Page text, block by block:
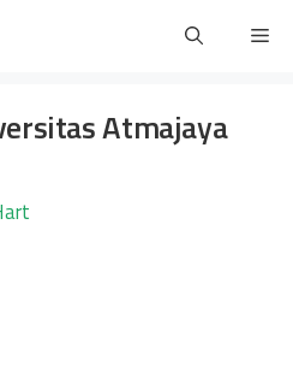
Atmajaya